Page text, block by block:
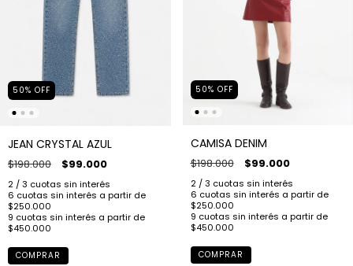
50% OFF
JEAN CRYSTAL AZUL
$198.000 $99.000
COMPRAR
50% OFF
CAMISA DENIM
$198.000 $99.000
COMPRAR